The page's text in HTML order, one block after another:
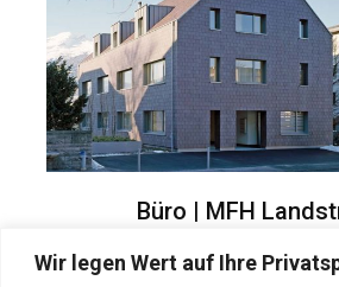
Wir legen Wert auf Ihre
Büro | MFH